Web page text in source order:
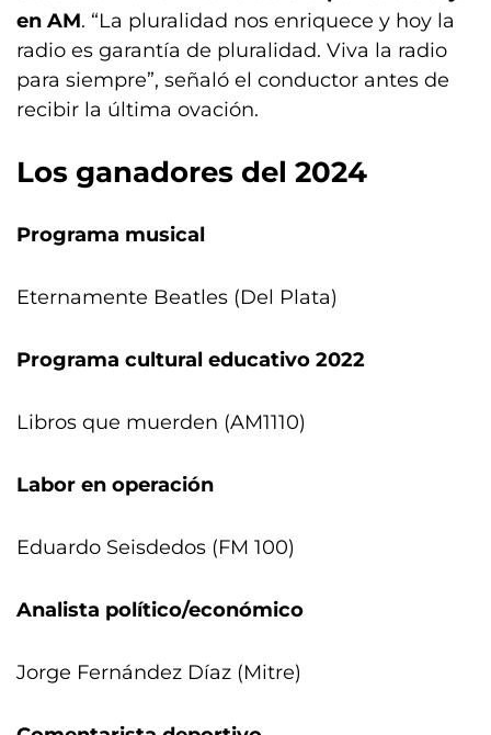
en AM. “La pluralidad nos enriquece y hoy la
radio es garantía de pluralidad. Viva la radio
para siempre”, señaló el conductor antes de
recibir la última ovación.
Los ganadores del 2024
Programa musical
Eternamente Beatles (Del Plata)
Programa cultural educativo 2022
Libros que muerden (AM1110)
Labor en operación
Eduardo Seisdedos (FM 100)
Analista político/económico
Jorge Fernández Díaz (Mitre)